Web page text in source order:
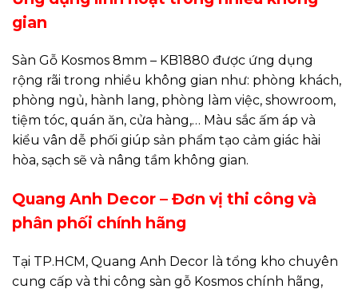
gian
Sàn Gỗ Kosmos 8mm – KB1880 được ứng dụng
rộng rãi trong nhiều không gian như: phòng khách,
phòng ngủ, hành lang, phòng làm việc, showroom,
tiệm tóc, quán ăn, cửa hàng,… Màu sắc ấm áp và
kiểu vân dễ phối giúp sản phẩm tạo cảm giác hài
hòa, sạch sẽ và nâng tầm không gian.
Quang Anh Decor – Đơn vị thi công và
phân phối chính hãng
Tại TP.HCM, Quang Anh Decor là tổng kho chuyên
cung cấp và thi công sàn gỗ Kosmos chính hãng,